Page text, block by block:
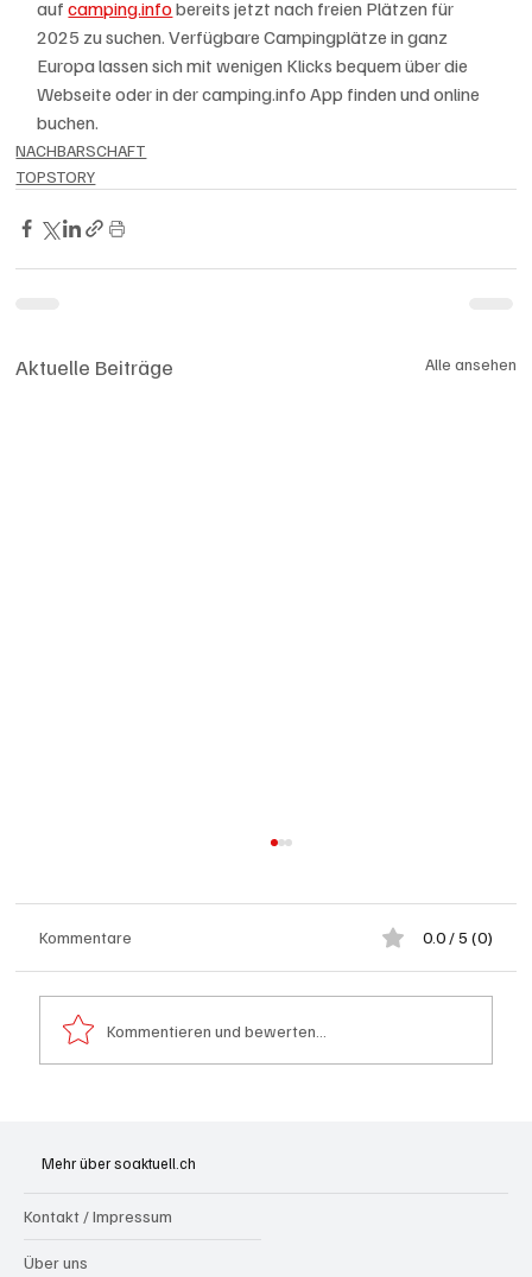
auf camping.info bereits jetzt nach freien Plätzen für
2025 zu suchen. Verfügbare Campingplätze in ganz
Europa lassen sich mit wenigen Klicks bequem über die
Webseite oder in der camping.info App finden und online
buchen.
NACHBARSCHAFT
TOPSTORY
Aktuelle Beiträge Alle ansehen
Kommentare 0.0 / 5 (0)
Kommentieren und bewerten...
Mehr über soaktuell.ch
Kontakt / Impressum
Über uns